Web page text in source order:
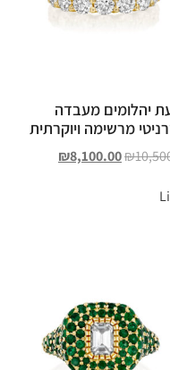
יהלומים מעבדה
מרשימה ויוקרתית
₪
₪8,100.00